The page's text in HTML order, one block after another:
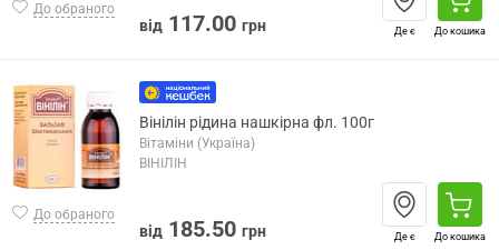
До обраного
від 117.00 грн Де є До кошика
До обраного
Вінілін рідина нашкірна фл. 100г
Вітаміни (Україна)
ВІНІЛІН
від 185.50 грн Де є До кошика